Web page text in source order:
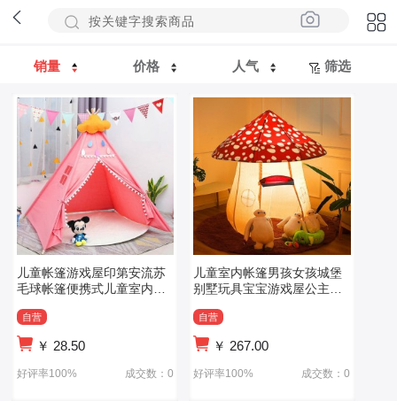
销量 价格 人气 筛选
儿童帐篷游戏屋印第安流苏
毛球帐篷便携式儿童室内玩
自营
￥ 28.50
好评率100% 成交数：0
儿童室内帐篷男孩女孩城堡
别墅玩具宝宝游戏屋公主小
自营
￥ 267.00
好评率100% 成交数：0